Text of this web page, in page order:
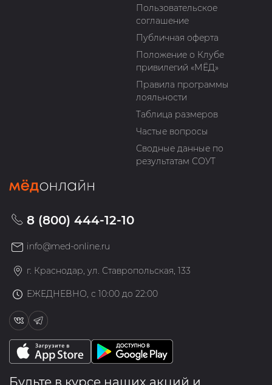
Пользовательское
соглашение
Публичная оферта
Положение о Клубе
привилегий «МЁД»
Правила программы
лояльности
Таблица размеров
Частые вопросы
Сводные данные по
результатам СОУТ
8 (800) 444-12-10
info@med-online.ru
г. Краснодар, ул. Ставропольская, 133
ЕЖЕДНЕВНО, с 10:00 до 22:00
Будьте в курсе наших акций и